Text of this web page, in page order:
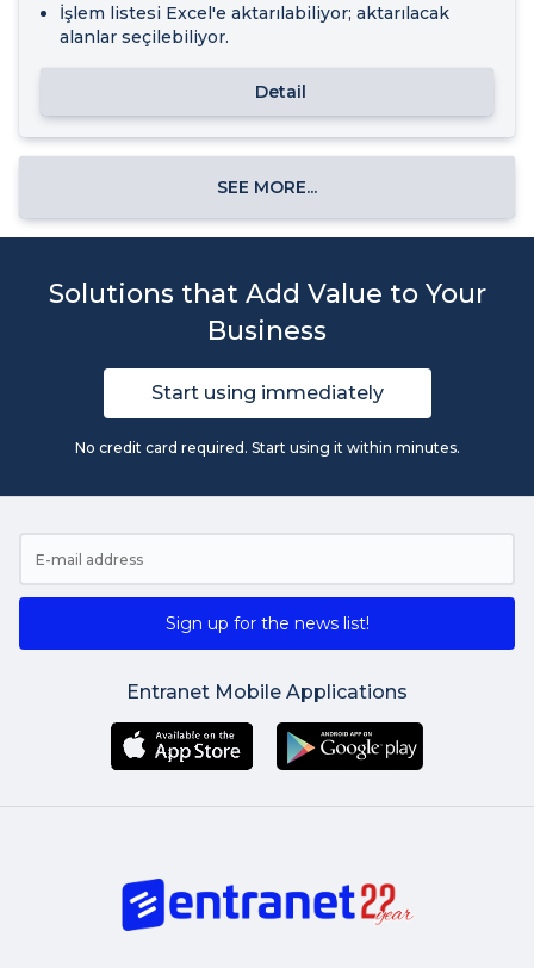
İşlem listesi Excel'e aktarılabiliyor; aktarılacak
alanlar seçilebiliyor.
Detail
SEE MORE...
Solutions that Add Value to Your
Business
Start using immediately
No credit card required. Start using it within minutes.
Sign up for the news list!
Entranet Mobile Applications